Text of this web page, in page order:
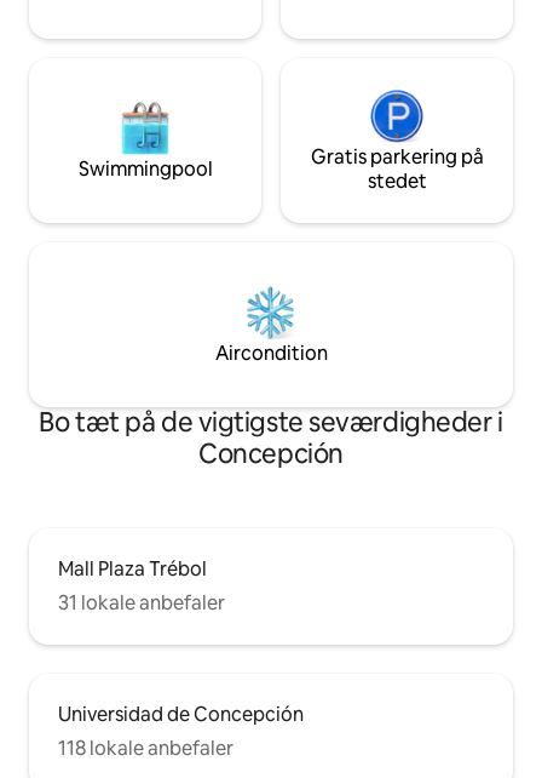
Swimmingpool
Gratis parkering på
stedet
Aircondition
Bo tæt på de vigtigste seværdigheder i
Concepción
Mall Plaza Trébol
31 lokale anbefaler
Universidad de Concepción
118 lokale anbefaler